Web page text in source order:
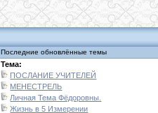
Последние обновлённые темы
Тема:
ПОСЛАНИЕ УЧИТЕЛЕЙ
МЕНЕСТРЕЛЬ
Личная Тема Фёдоровны.
Жизнь в 5 Измерении